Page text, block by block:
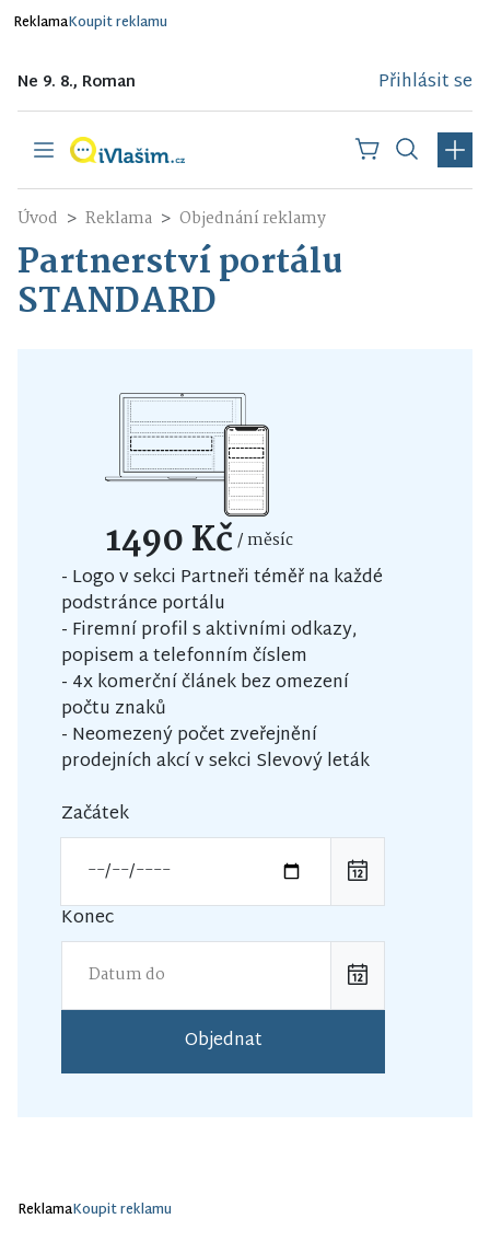
ReklamaKoupit reklamu
Ne 9. 8., Roman Přihlásit se
Úvod Reklama Objednání reklamy
Partnerství portálu
STANDARD
1490 Kč / měsíc
- Logo v sekci Partneři téměř na každé
podstránce portálu
- Firemní profil s aktivními odkazy,
popisem a telefonním číslem
- 4x komerční článek bez omezení
počtu znaků
- Neomezený počet zveřejnění
prodejních akcí v sekci Slevový leták
Začátek
Konec
Objednat
ReklamaKoupit reklamu